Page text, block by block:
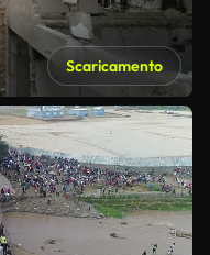
Scaricamento